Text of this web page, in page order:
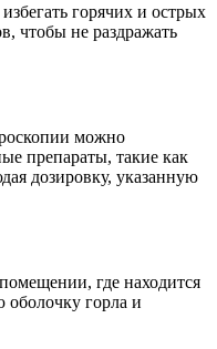
горячих и острых
чтобы не раздражать
можно
препараты, такие как
дозировку, указанную
где находится
оболочку горла и